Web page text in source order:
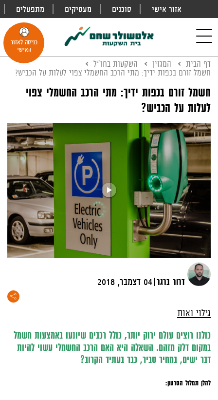
אזור אישי סוכנים מעסיקים מתפעלים
navigation
כניסה לאזור
האישי
דף הבית המגזין
השקעות בחו"ל
חשמל זורם בכפות ידיך: מתי הרכב החשמלי צפוי לעלות על הכביש?
חשמל זורם בכפות ידיך: מתי הרכב החשמלי צפוי
לעלות על הכביש?
דרור ברגר|04 דצמבר, 2018
גילוי נאות
כולנו רוצים עולם ירוק יותר, כולל רכבים שיונעו באמצעות חשמל
במקום דלק מזהם. השאלה היא האם הרכב החשמלי עשוי להיות
דבר ישים, במחיר סביר, כבר בעתיד הקרוב?
להלן תמלול הסרטון: